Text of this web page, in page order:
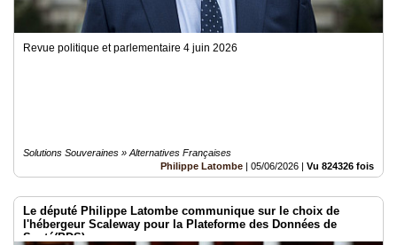
Revue politique et parlementaire 4 juin 2026
Solutions Souveraines » Alternatives Françaises
Philippe Latombe | 05/06/2026 | Vu 824326 fois
Le député Philippe Latombe communique sur le choix de
l'hébergeur Scaleway pour la Plateforme des Données de
Santé(PDS)